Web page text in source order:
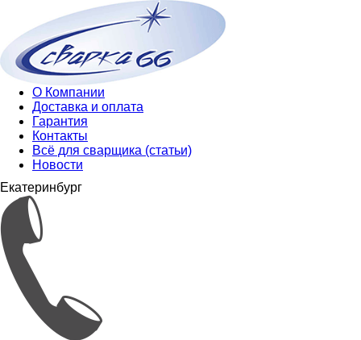
О Компании
Доставка и оплата
Гарантия
Контакты
Всё для сварщика (статьи)
Новости
Екатеринбург